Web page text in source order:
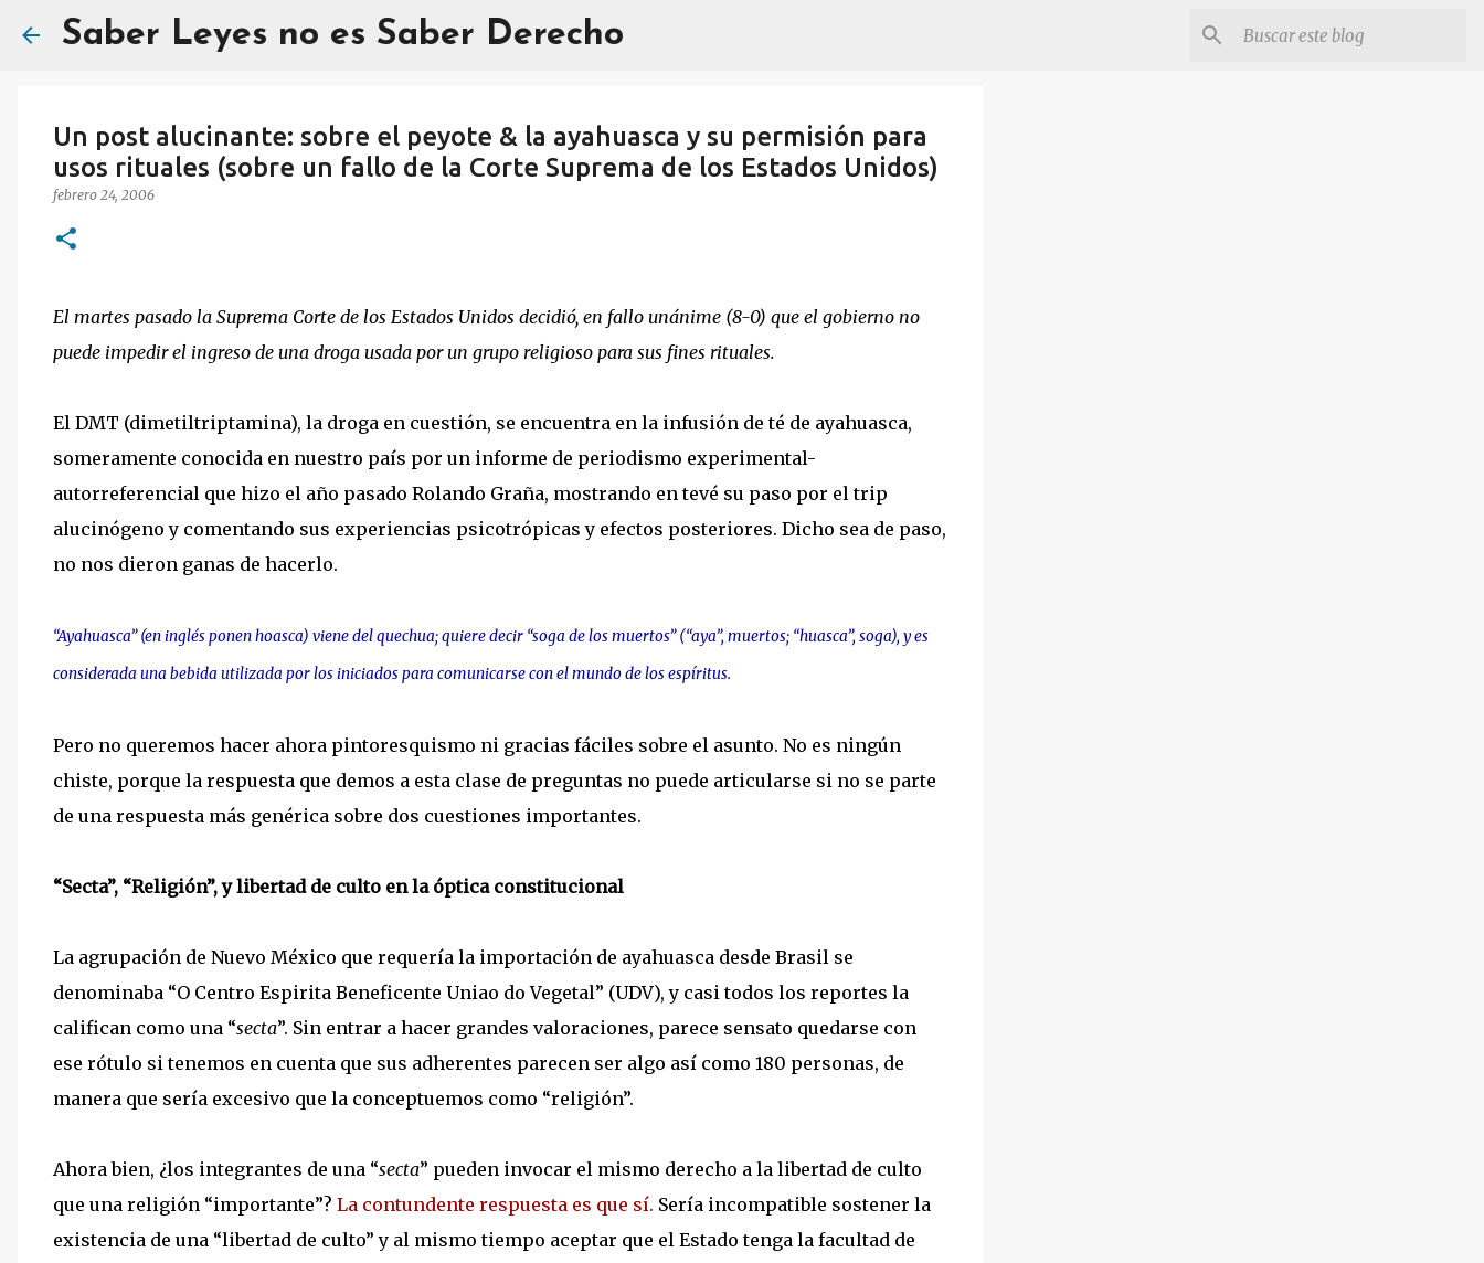
Saber Leyes no es Saber Derecho
Un post alucinante: sobre el peyote & la ayahuasca y su permisión para
usos rituales (sobre un fallo de la Corte Suprema de los Estados Unidos)
febrero 24, 2006
El martes pasado la Suprema Corte de los Estados Unidos decidió, en fallo unánime (8-0) que el gobierno no
puede impedir el ingreso de una droga usada por un grupo religioso para sus fines rituales.
El DMT (dimetiltriptamina), la droga en cuestión, se encuentra en la infusión de té de ayahuasca,
someramente conocida en nuestro país por un informe de periodismo experimental-
autorreferencial que hizo el año pasado Rolando Graña, mostrando en tevé su paso por el trip
alucinógeno y comentando sus experiencias psicotrópicas y efectos posteriores. Dicho sea de paso,
no nos dieron ganas de hacerlo.
“Ayahuasca” (en inglés ponen hoasca) viene del quechua; quiere decir “soga de los muertos” (“aya”, muertos; “huasca”, soga), y es
considerada una bebida utilizada por los iniciados para comunicarse con el mundo de los espíritus.
Pero no queremos hacer ahora pintoresquismo ni gracias fáciles sobre el asunto. No es ningún
chiste, porque la respuesta que demos a esta clase de preguntas no puede articularse si no se parte
de una respuesta más genérica sobre dos cuestiones importantes.
“Secta”, “Religión”, y libertad de culto en la óptica constitucional
La agrupación de Nuevo México que requería la importación de ayahuasca desde Brasil se
denominaba “O Centro Espirita Beneficente Uniao do Vegetal” (UDV), y casi todos los reportes la
califican como una “secta”. Sin entrar a hacer grandes valoraciones, parece sensato quedarse con
ese rótulo si tenemos en cuenta que sus adherentes parecen ser algo así como 180 personas, de
manera que sería excesivo que la conceptuemos como “religión”.
Ahora bien, ¿los integrantes de una “secta” pueden invocar el mismo derecho a la libertad de culto
que una religión “importante”? La contundente respuesta es que sí. Sería incompatible sostener la
existencia de una “libertad de culto” y al mismo tiempo aceptar que el Estado tenga la facultad de